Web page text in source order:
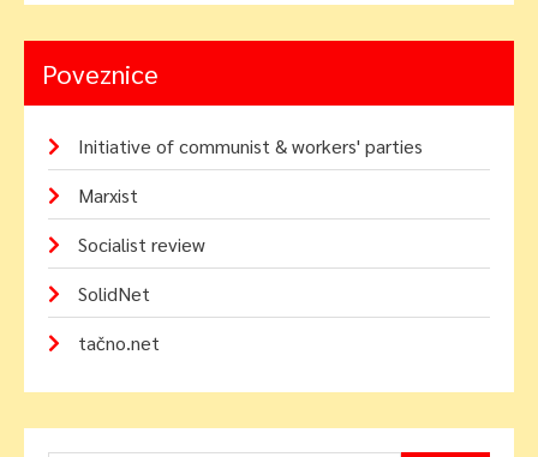
Poveznice
Initiative of communist & workers' parties
Marxist
Socialist review
SolidNet
tačno.net